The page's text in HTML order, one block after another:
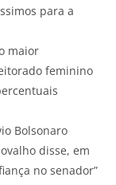
para a
maior
feminino
Bolsonaro
disse, em
no senador”